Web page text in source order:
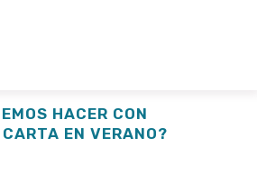
HACER CON
EN VERANO?